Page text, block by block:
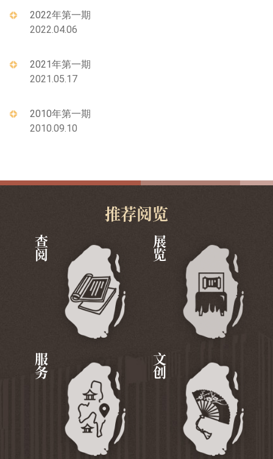
2022年第一期
2022.04.06
2021年第一期
2021.05.17
2010年第一期
2010.09.10
推荐阅览
查阅 展览
服务 文创